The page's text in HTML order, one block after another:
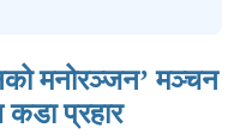
मनोरञ्जन’ मञ्चन
प्रहार